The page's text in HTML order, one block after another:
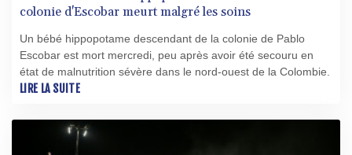
colonie d'Escobar meurt malgré les soins
Un bébé hippopotame descendant de la colonie de Pablo
Escobar est mort mercredi, peu après avoir été secouru en
état de malnutrition sévère dans le nord-ouest de la Colombie.
LIRE LA SUITE